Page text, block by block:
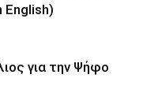
English)
για την Ψήφο